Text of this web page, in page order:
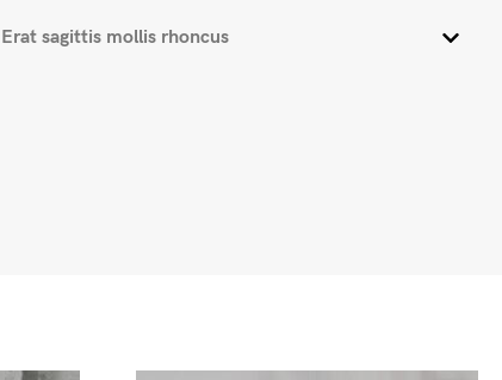
Erat sagittis mollis rhoncus